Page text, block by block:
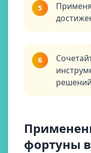
5
6
фортуны